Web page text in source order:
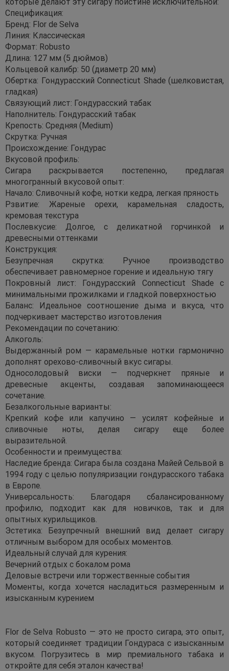
Спецификация:
Бренд: Flor de Selva
Линия: Классическая
Формат: Robusto
Длина: 127 мм (5 дюймов)
Кольцевой калибр: 50 (диаметр 20 мм)
Обертка: Гондурасский Connecticut Shade (шелковистая,
гладкая)
Связующий лист: Гондурасский табак
Наполнитель: Гондурасский табак
Крепость: Средняя (Medium)
Скрутка: Ручная
Происхождение: Гондурас
Вкусовой профиль:
Сигара раскрывается постепенно, предлагая
многогранный вкусовой опыт:
Начало: Сливочный кофе, нотки кедра, легкая пряность
Рзвитие: Жареные орехи, карамельная сладость,
кремовая текстура
Послевкусие: Долгое, с деликатной горчинкой и
древесными оттенками
Конструкция:
Безупречная скрутка: Ручное производство
обеспечивает равномерное горение и идеальную тягу
Покровный лист: Гондурасский Connecticut Shade с
минимальными прожилками и гладкой поверхностью
Баланс: Идеальное соотношение дыма и вкуса, что
подчеркивает мастерство изготовления
Рекомендации по сочетанию:
Алкоголь:
Выдержанный ром — карамельные нотки гармонично
дополнят орехово-сливочный вкус сигары.
Односолодовый виски — подчеркнет пряные и
древесные акценты, создавая запоминающееся
сочетание.
Безалкогольные варианты:
Крепкий кофе или капучино — усилят кофейные и
сливочные ноты, делая сигару еще более
выразительной.
Особенности и преимущества:
Наследие бренда: Сигара была создана Майей Сельвой в
1994 году с целью популяризации гондурасского табака
в Европе.
Универсальность: Благодаря сбалансированному
профилю, подходит как для новичков, так и для
опытных курильщиков.
Эстетика: Безупречный внешний вид делает сигару
отличным выбором для особых моментов.
Идеальный случай для курения:
Вечерний отдых с бокалом рома
Деловые встречи или торжественные события
Моменты, когда хочется насладиться размеренным и
изысканным курением
Flor de Selva Robusto — это не просто сигара, это опыт,
который соединяет традиции Гондураса с изысканным
вкусом. Погрузитесь в мир премиального табака и
откройте для себя эталон качества!